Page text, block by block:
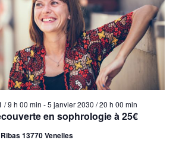
vues
en sophrologie à 25€
/ 9 h 00 min -5 janvier 2030 / 20 h 00 min
13770 Venelles